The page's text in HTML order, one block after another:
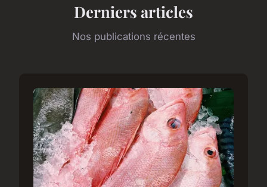
Derniers articles
Nos publications récentes